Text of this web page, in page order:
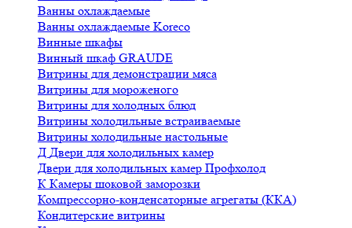
Ванны охлаждаемые
Ванны охлаждаемые Koreco
Винные шкафы
Винный шкаф GRAUDE
Витрины для демонстрации мяса
Витрины для мороженого
Витрины для холодных блюд
Витрины холодильные встраиваемые
Витрины холодильные настольные
Д Двери для холодильных камер
Двери для холодильных камер Профхолод
К Камеры шоковой заморозки
Компрессорно-конденсаторные агрегаты (ККА)
Кондитерские витрины